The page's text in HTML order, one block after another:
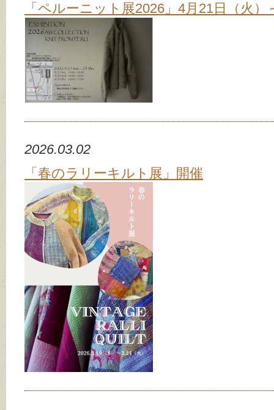
「ペルーニット展2026」4月21日（火）
2026.03.02
「春のラリーキルト展」開催